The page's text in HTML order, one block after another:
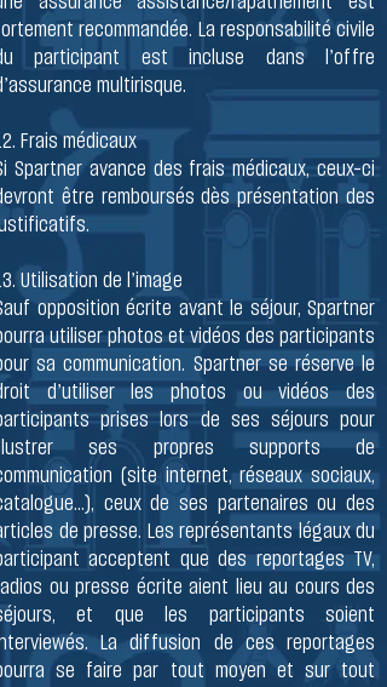
recommandée. La responsabilité civile
participant est incluse dans l’offre
multirisque.
Frais médicaux
Spartner avance des frais médicaux, ceux-ci
être remboursés dès présentation des
Utilisation de l’image
opposition écrite avant le séjour, Spartner
utiliser photos et vidéos des participants
sa communication. Spartner se réserve le
d’utiliser les photos ou vidéos des
prises lors de ses séjours pour
ses propres supports de
(site internet, réseaux sociaux,
ceux de ses partenaires ou des
de presse. Les représentants légaux du
acceptent que des reportages TV,
ou presse écrite aient lieu au cours des
et que les participants soient
La diffusion de ces reportages
se faire par tout moyen et sur tout